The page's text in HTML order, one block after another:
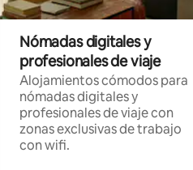
Nómadas digitales y
profesionales de viaje
Alojamientos cómodos para
nómadas digitales y
profesionales de viaje con
zonas exclusivas de trabajo
con wifi.